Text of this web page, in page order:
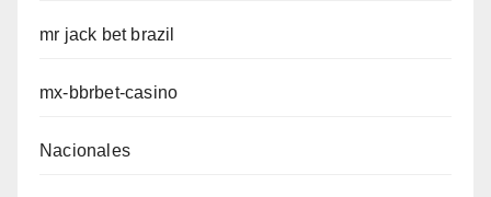
mr jack bet brazil
mx-bbrbet-casino
Nacionales